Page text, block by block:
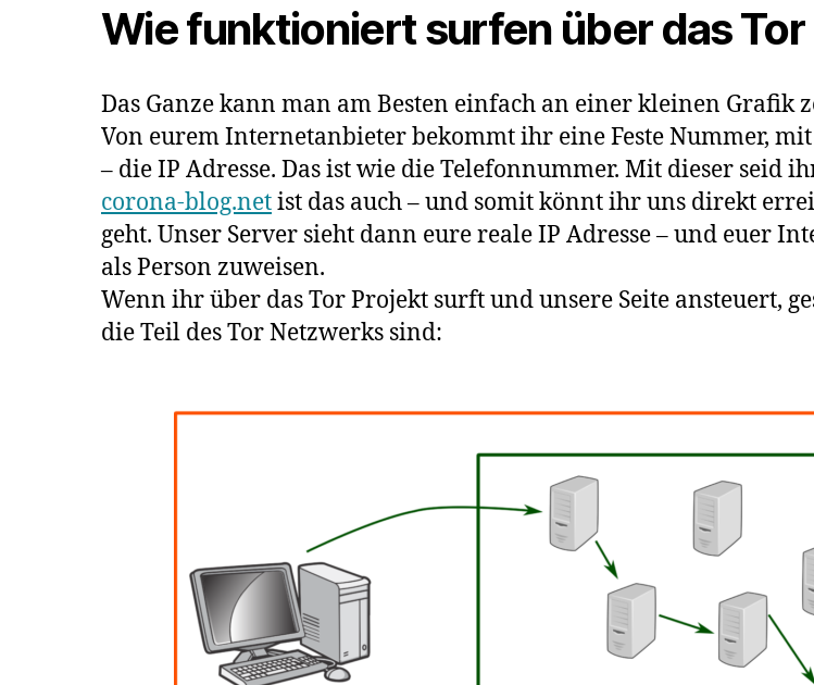
Wie funktioniert surfen über das
Das Ganze kann man am Besten einfach an einer kleinen Grafik
Von eurem Internetanbieter bekommt ihr eine Feste Nummer,
– die IP Adresse. Das ist wie die Telefonnummer. Mit dieser seid
corona-blog.netist das auch – und somit könnt ihr uns direkt
geht. Unser Server sieht dann eure reale IP Adresse – und euer
als Person zuweisen.
Wenn ihr über das Tor Projekt surft und unsere Seite ansteuert,
die Teil des Tor Netzwerks sind: